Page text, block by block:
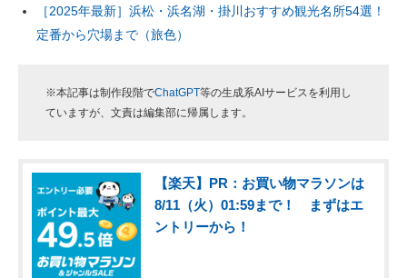
［2025年最新］浜松・浜名湖・掛川おすすめ観光名所54選！
定番から穴場まで（旅色）
※本記事は制作段階でChatGPT等の生成系AIサービスを利用し
ていますが、文責は編集部に帰属します。
【楽天】PR：お買い物マラソンは
8/11（火）01:59まで！ まずはエ
ントリーから！